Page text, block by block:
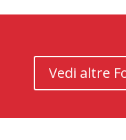
Vedi altre